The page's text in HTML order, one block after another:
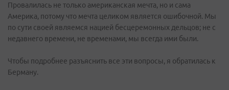
Провалилась не только американская мечта, но и сама
Америка, потому что мечта целиком является ошибочной. Мы
по сути своей являемся нацией бесцеремонных дельцов; не с
недавнего времени, не временами, мы всегда ими были.
Чтобы подробнее разъяснить все эти вопросы, я обратилась к
Берману.